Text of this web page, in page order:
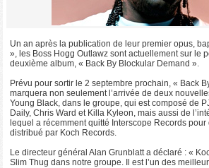
Un an après la publication de leur premier opus,
», les Boss Hogg Outlawz sont actuellement sur le
deuxième album, « Back By Blockular Demand ».
Prévu pour sortir le 2 septembre prochain, « Back
marquera non seulement l’arrivée de deux
Young Black, dans le groupe, qui est composé de
Daily, Chris Ward et Killa Kyleon, mais aussi de
lequel a récemment quitté Interscope Records
distribué par Koch Records.
Le directeur général Alan Grunblatt a déclaré : «
Slim Thug dans notre groupe. Il est l’un des